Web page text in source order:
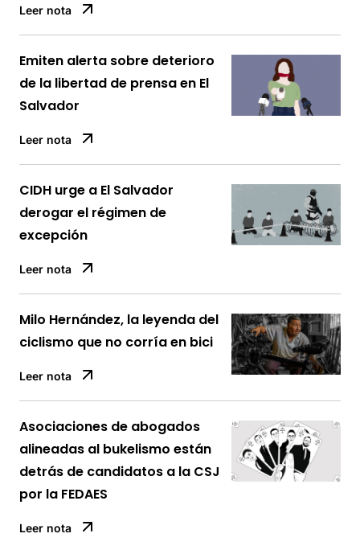
Leer nota
Emiten alerta sobre deterioro
de la libertad de prensa en El
Salvador
Leer nota
CIDH urge a El Salvador
derogar el régimen de
excepción
Leer nota
Milo Hernández, la leyenda del
ciclismo que no corría en bici
Leer nota
Asociaciones de abogados
alineadas al bukelismo están
detrás de candidatos a la CSJ
por la FEDAES
Leer nota